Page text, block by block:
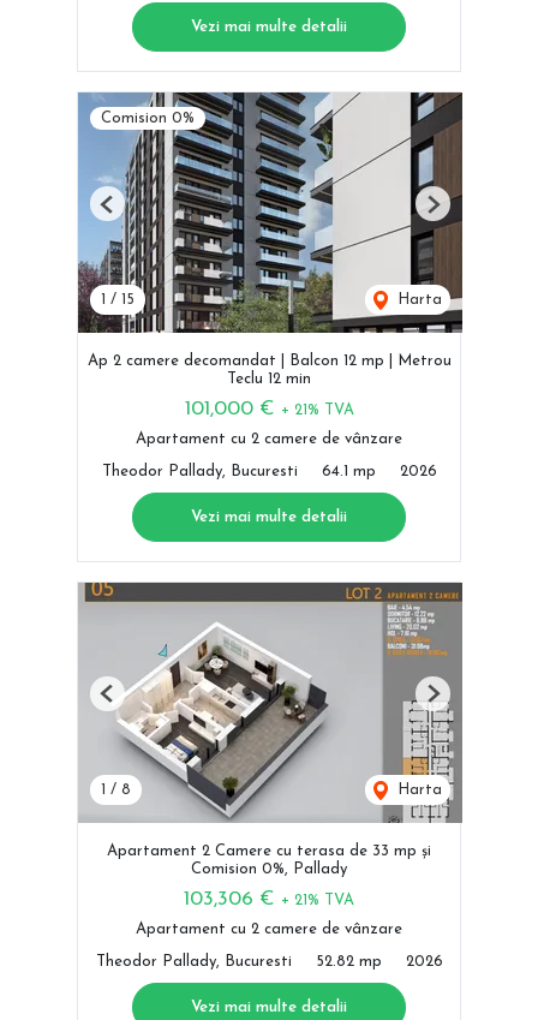
Vezi mai multe detalii
Comision 0%
/ 15 Harta
Previous Next
Ap 2 camere decomandat | Balcon 12 mp | Metrou
Teclu 12 min
101,000 € + 21% TVA
Apartament cu 2 camere de vânzare
Theodor Pallady, Bucuresti 64.1 mp 2026
Vezi mai multe detalii
1 / 8 Harta
Previous Next
Apartament 2 Camere cu terasa de 33 mp și
Comision 0%, Pallady
103,306 € + 21% TVA
Apartament cu 2 camere de vânzare
Theodor Pallady, Bucuresti 52.82 mp 2026
Vezi mai multe detalii